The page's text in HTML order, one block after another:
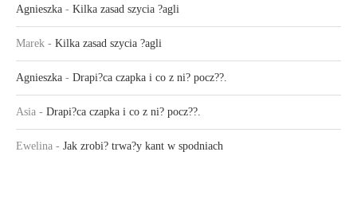
Agnieszka - Kilka zasad szycia ?agli
Marek - Kilka zasad szycia ?agli
Agnieszka - Drapi?ca czapka i co z ni? pocz??.
Asia - Drapi?ca czapka i co z ni? pocz??.
Ewelina - Jak zrobi? trwa?y kant w spodniach